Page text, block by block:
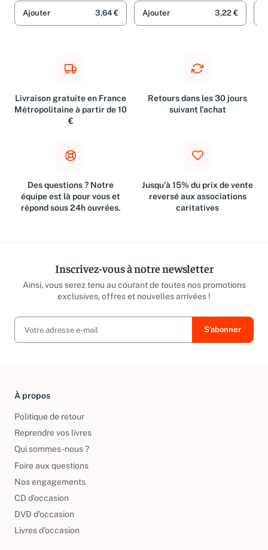
Ajouter 3,64 € Ajouter 3,22 €
Livraison gratuite en France
Métropolitaine à partir de 10
€
Retours dans les 30 jours
suivant l'achat
Des questions ? Notre
équipe est là pour vous et
répond sous 24h ouvrées.
Jusqu'à 15% du prix de vente
reversé aux associations
caritatives
Inscrivez-vous à notre newsletter
Ainsi, vous serez tenu au courant de toutes nos promotions
exclusives, offres et nouvelles arrivées !
À propos
Politique de retour
Reprendre vos livres
Qui sommes-nous ?
Foire aux questions
Nos engagements
CD d'occasion
DVD d'occasion
Livres d’occasion